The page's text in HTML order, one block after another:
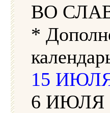
ВО
*
15 ИЮЛЯ
6 ИЮЛЯ